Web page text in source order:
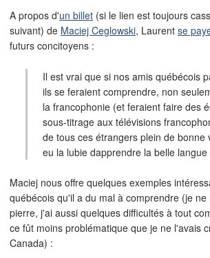
A propos d'un billet (si le lien est toujours
suivant) de Maciej Ceglowski, Laurent se
futurs concitoyens :
Il est vrai que si nos amis québécois
ils se feraient comprendre, non
la francophonie (et feraient faire des
sous-titrage aux télévisions
de tous ces étrangers plein de bonne
eu la lubie dapprendre la belle
Maciej nous offre quelques exemples
québécois qu'il a du mal à comprendre (je ne
pierre, j'ai aussi quelques difficultés à tout
ce fût moins problématique que je ne l'avais
Canada) :